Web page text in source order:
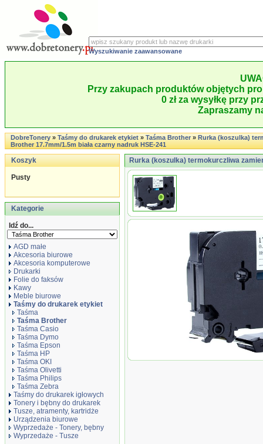
Wyszukiwanie zaawansowane
Przy zakupach produktów objętych
0 zł za wysyłkę przy
Zapraszamy
DobreTonery»Taśmy do drukarek etykiet»Taśma Brother»Rurka (koszulka)
Brother 17.7mm/1.5m biała czarny nadruk HSE-241
Koszyk
Pusty
Kategorie
Idź do...
AGD małe
Akcesoria biurowe
Akcesoria komputerowe
Drukarki
Folie do faksów
Kawy
Meble biurowe
Taśmy do drukarek etykiet
Taśma
Taśma Brother
Taśma Casio
Taśma Dymo
Taśma Epson
Taśma HP
Taśma OKI
Taśma Olivetti
Taśma Philips
Taśma Zebra
Taśmy do drukarek igłowych
Tonery i bębny do drukarek
Tusze, atramenty, kartridże
Urządzenia biurowe
Wyprzedaże - Tonery, bębny
Wyprzedaże - Tusze
Rurka (koszulka) termokurczliwa
Rurka (koszulka)